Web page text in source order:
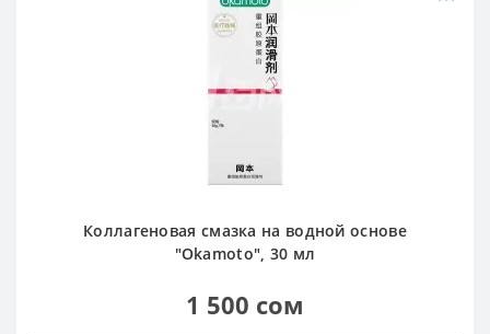
Коллагеновая смазка на водной основе
"Okamoto", 30 мл
1 500 сом